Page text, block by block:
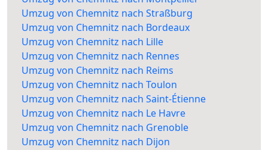
Umzug von Chemnitz nach Straßburg
Umzug von Chemnitz nach Bordeaux
Umzug von Chemnitz nach Lille
Umzug von Chemnitz nach Rennes
Umzug von Chemnitz nach Reims
Umzug von Chemnitz nach Toulon
Umzug von Chemnitz nach Saint-Étienne
Umzug von Chemnitz nach Le Havre
Umzug von Chemnitz nach Grenoble
Umzug von Chemnitz nach Dijon